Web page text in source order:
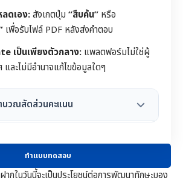
ลดเอง:สังเกตปุ่ม “สืบค้น” หรือ
เพื่อรับไฟล์ PDF หลังส่งคำตอบ
เป็นเพียงตัวกลาง: แพลตฟอร์มไม่ใช่ผู้
และไม่มีอำนาจแก้ไขข้อมูลใดๆ
นวณสัดส่วนคะแนน
ทำแบบทดสอบ
ากในวันนี้จะเป็นประโยชน์ต่อการพัฒนาทักษะของ